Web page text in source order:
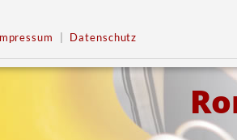
Impressum Datenschutz